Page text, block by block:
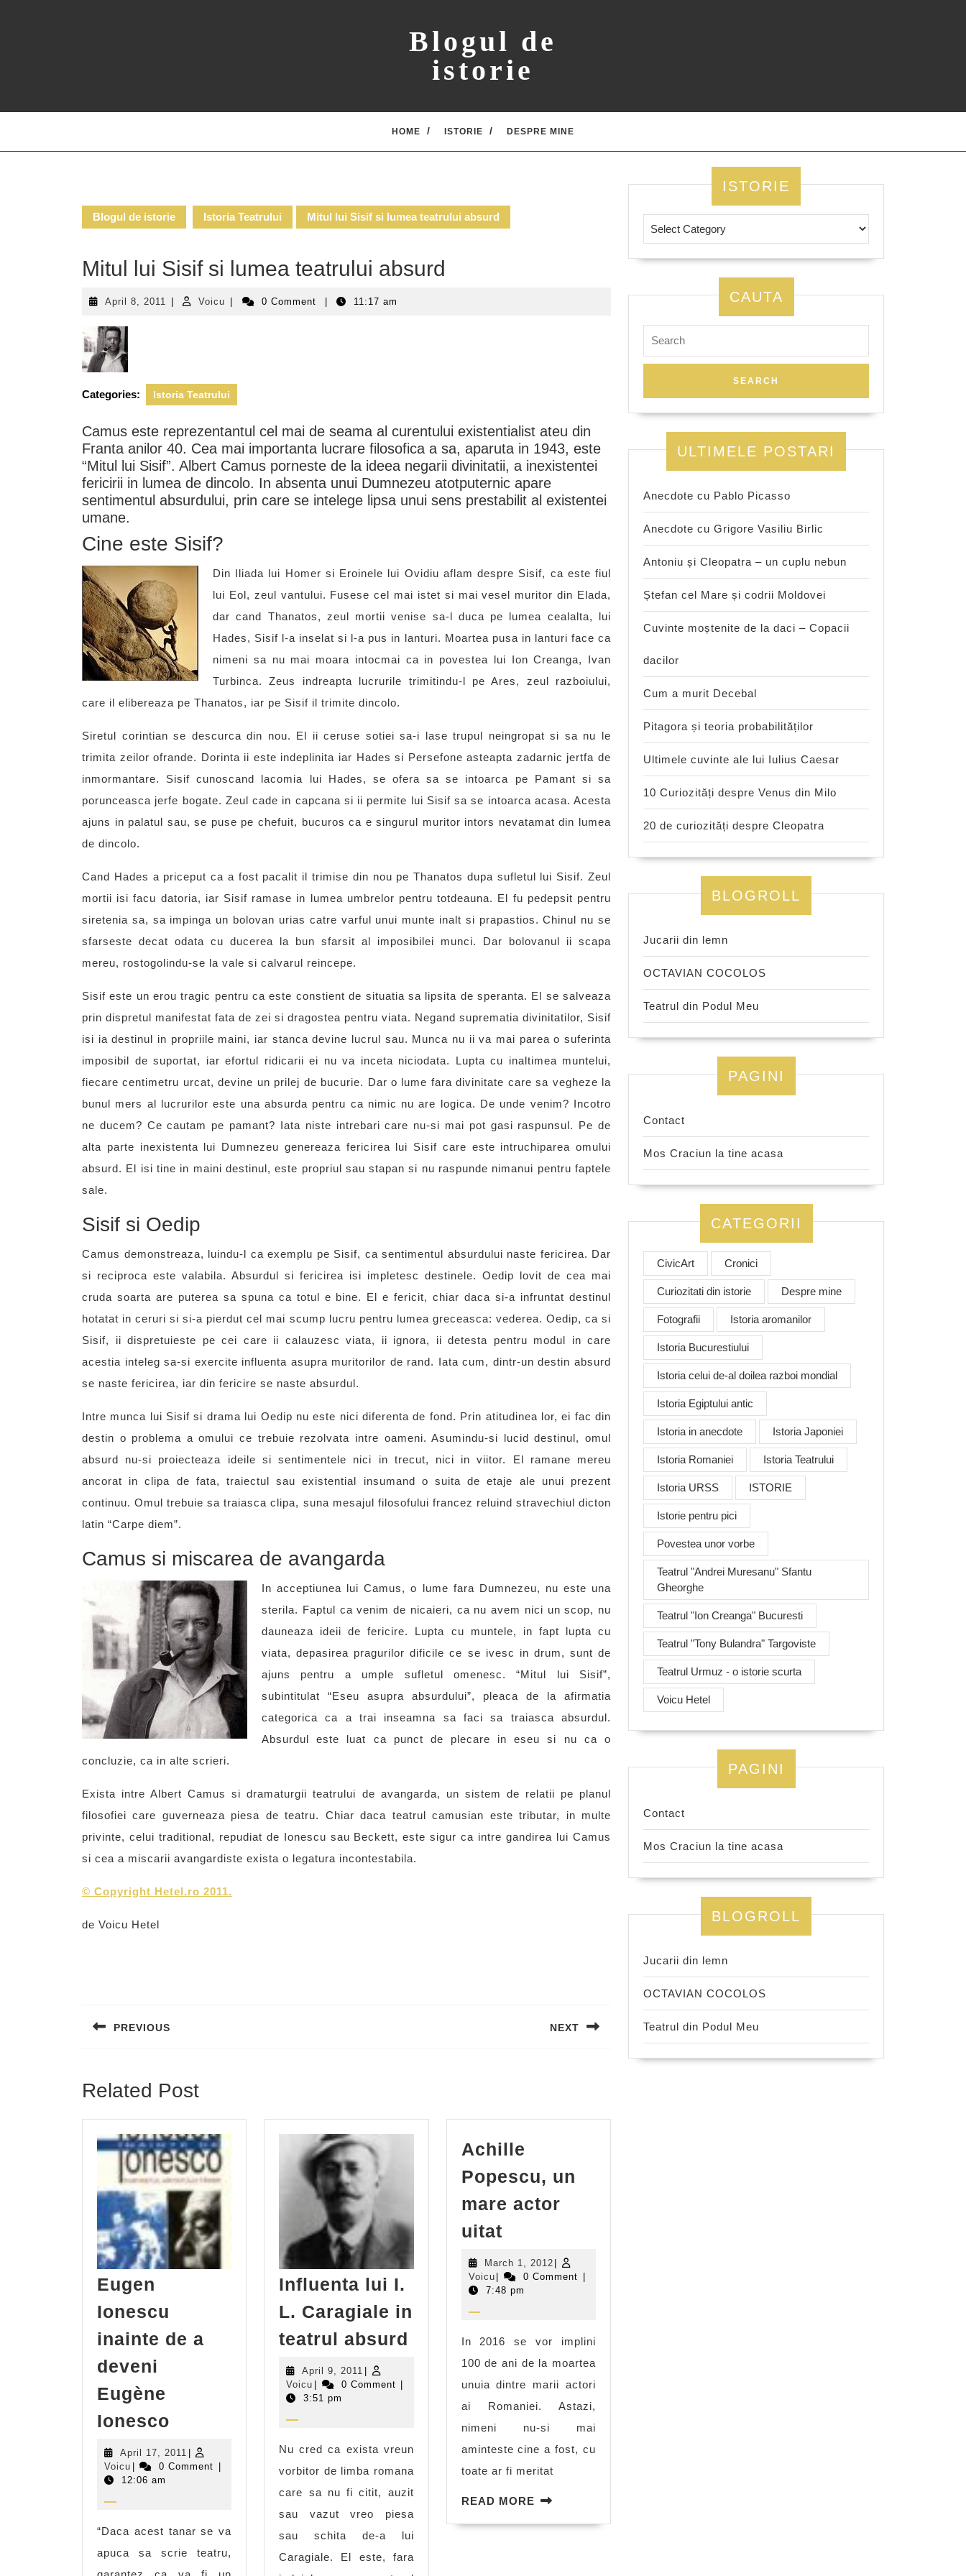
Blogul de
istorie
HOME ISTORIE DESPRE MINE
Blogul de istorie Istoria Teatrului Mitul lui Sisif si lumea teatrului absurd
Mitul lui Sisif si lumea teatrului absurd
April 8, 2011 April
Voicu Voicu 0 Comment 11:17 am
Categories: Istoria Teatrului
Camus este reprezentantul cel mai de seama al curentului existentialist ateu din
Franta anilor 40. Cea mai importanta lucrare filosofica a sa, aparuta in 1943, este
“Mitul lui Sisif”. Albert Camus porneste de la ideea negarii divinitatii, a inexistentei
fericirii in lumea de dincolo. In absenta unui Dumnezeu atotputernic apare
sentimentul absurdului, prin care se intelege lipsa unui sens prestabilit al existentei
umane.
Cine este Sisif?
Din Iliada lui Homer si Eroinele lui Ovidiu aflam despre Sisif, ca este fiul
lui Eol, zeul vantului. Fusese cel mai istet si mai vesel muritor din Elada,
dar cand Thanatos, zeul mortii venise sa-l duca pe lumea cealalta, lui
Hades, Sisif l-a inselat si l-a pus in lanturi. Moartea pusa in lanturi face ca
nimeni sa nu mai moara intocmai ca in povestea lui Ion Creanga, Ivan
Turbinca. Zeus indreapta lucrurile trimitindu-l pe Ares, zeul razboiului,
care il elibereaza pe Thanatos, iar pe Sisif il trimite dincolo.
Siretul corintian se descurca din nou. El ii ceruse sotiei sa-i lase trupul neingropat si sa nu le
trimita zeilor ofrande. Dorinta ii este indeplinita iar Hades si Persefone asteapta zadarnic jertfa de
inmormantare. Sisif cunoscand lacomia lui Hades, se ofera sa se intoarca pe Pamant si sa
porunceasca jerfe bogate. Zeul cade in capcana si ii permite lui Sisif sa se intoarca acasa. Acesta
ajuns in palatul sau, se puse pe chefuit, bucuros ca e singurul muritor intors nevatamat din lumea
de dincolo.
Cand Hades a priceput ca a fost pacalit il trimise din nou pe Thanatos dupa sufletul lui Sisif. Zeul
mortii isi facu datoria, iar Sisif ramase in lumea umbrelor pentru totdeauna. El fu pedepsit pentru
siretenia sa, sa impinga un bolovan urias catre varful unui munte inalt si prapastios. Chinul nu se
sfarseste decat odata cu ducerea la bun sfarsit al imposibilei munci. Dar bolovanul ii scapa
mereu, rostogolindu-se la vale si calvarul reincepe.
Sisif este un erou tragic pentru ca este constient de situatia sa lipsita de speranta. El se salveaza
prin dispretul manifestat fata de zei si dragostea pentru viata. Negand suprematia divinitatilor, Sisif
isi ia destinul in propriile maini, iar stanca devine lucrul sau. Munca nu ii va mai parea o suferinta
imposibil de suportat, iar efortul ridicarii ei nu va inceta niciodata. Lupta cu inaltimea muntelui,
fiecare centimetru urcat, devine un prilej de bucurie. Dar o lume fara divinitate care sa vegheze la
bunul mers al lucrurilor este una absurda pentru ca nimic nu are logica. De unde venim? Incotro
ne ducem? Ce cautam pe pamant? Iata niste intrebari care nu-si mai pot gasi raspunsul. Pe de
alta parte inexistenta lui Dumnezeu genereaza fericirea lui Sisif care este intruchiparea omului
absurd. El isi tine in maini destinul, este propriul sau stapan si nu raspunde nimanui pentru faptele
sale.
Sisif si Oedip
Camus demonstreaza, luindu-l ca exemplu pe Sisif, ca sentimentul absurdului naste fericirea. Dar
si reciproca este valabila. Absurdul si fericirea isi impletesc destinele. Oedip lovit de cea mai
cruda soarta are puterea sa spuna ca totul e bine. El e fericit, chiar daca si-a infruntat destinul
hotatat in ceruri si si-a pierdut cel mai scump lucru pentru lumea greceasca: vederea. Oedip, ca si
Sisif, ii dispretuieste pe cei care ii calauzesc viata, ii ignora, ii detesta pentru modul in care
acestia inteleg sa-si exercite influenta asupra muritorilor de rand. Iata cum, dintr-un destin absurd
se naste fericirea, iar din fericire se naste absurdul.
Intre munca lui Sisif si drama lui Oedip nu este nici diferenta de fond. Prin atitudinea lor, ei fac din
destin o problema a omului ce trebuie rezolvata intre oameni. Asumindu-si lucid destinul, omul
absurd nu-si proiecteaza ideile si sentimentele nici in trecut, nici in viitor. El ramane mereu
ancorat in clipa de fata, traiectul sau existential insumand o suita de etaje ale unui prezent
continuu. Omul trebuie sa traiasca clipa, suna mesajul filosofului francez reluind stravechiul dicton
latin “Carpe diem”.
Camus si miscarea de avangarda
In acceptiunea lui Camus, o lume fara Dumnezeu, nu este una
sterila. Faptul ca venim de nicaieri, ca nu avem nici un scop, nu
dauneaza ideii de fericire. Lupta cu muntele, in fapt lupta cu
viata, depasirea pragurilor dificile ce se ivesc in drum, sunt de
ajuns pentru a umple sufletul omenesc. “Mitul lui Sisif”,
subintitulat “Eseu asupra absurdului”, pleaca de la afirmatia
categorica ca a trai inseamna sa faci sa traiasca absurdul.
Absurdul este luat ca punct de plecare in eseu si nu ca o
concluzie, ca in alte scrieri.
Exista intre Albert Camus si dramaturgii teatrului de avangarda, un sistem de relatii pe planul
filosofiei care guverneaza piesa de teatru. Chiar daca teatrul camusian este tributar, in multe
privinte, celui traditional, repudiat de Ionescu sau Beckett, este sigur ca intre gandirea lui Camus
si cea a miscarii avangardiste exista o legatura incontestabila.
© Copyright Hetel.ro 2011.
de Voicu Hetel
navigation
PREVIOUS NEXT
Related Post
Eugen
Ionescu
inainte de a
deveni
Eugène
Ionesco
inainte
deveni
Eugène
Ionesco
April 17, 2011 April
17,
|
Voicu Voicu
| 0 Comment |
12:06 am
“Daca acest tanar se va
apuca sa scrie teatru,
Influenta lui I.
L. Caragiale in
teatrul absurd Influenta
Caragiale
teatrul
absurd
April 9, 2011 April
9,
|
Voicu Voicu
| 0 Comment |
3:51 pm
Nu cred ca exista vreun
vorbitor de limba romana
care sa nu fi citit, auzit
sau vazut vreo piesa
sau schita de-a lui
Caragiale. El este, fara
Achille
Popescu, un
mare actor
uitatAchille
un
mare
uitat
March 1, 2012March
1,
VoicuVoicu 0 Comment
7:48 pm
In 2016 se vor implini
100 de ani de la moartea
unuia dintre marii actori
ai Romaniei. Astazi,
nimeni nu-si mai
aminteste cine a fost, cu
toate ar fi meritat
READ MOREREAD
ISTORIE
CAUTA
for:
ULTIMELE POSTARI
Anecdote cu Pablo Picasso
Anecdote cu Grigore Vasiliu Birlic
Antoniu și Cleopatra – un cuplu nebun
Ștefan cel Mare și codrii Moldovei
Cuvinte moștenite de la daci – Copacii
dacilor
Cum a murit Decebal
Pitagora și teoria probabilităților
Ultimele cuvinte ale lui Iulius Caesar
10 Curiozități despre Venus din Milo
20 de curiozități despre Cleopatra
BLOGROLL
Jucarii din lemn
OCTAVIAN COCOLOS
Teatrul din Podul Meu
PAGINI
Contact
Mos Craciun la tine acasa
CATEGORII
CivicArt Cronici
Curiozitati din istorie Despre mine
Fotografii Istoria aromanilor
Istoria Bucurestiului
Istoria celui de-al doilea razboi mondial
Istoria Egiptului antic
Istoria in anecdote Istoria Japoniei
Istoria Romaniei Istoria Teatrului
Istoria URSS ISTORIE
Istorie pentru pici
Povestea unor vorbe
Teatrul "Andrei Muresanu" Sfantu
Gheorghe
Teatrul "Ion Creanga" Bucuresti
Teatrul "Tony Bulandra" Targoviste
Teatrul Urmuz - o istorie scurta
Voicu Hetel
PAGINI
Contact
Mos Craciun la tine acasa
BLOGROLL
Jucarii din lemn
OCTAVIAN COCOLOS
Teatrul din Podul Meu